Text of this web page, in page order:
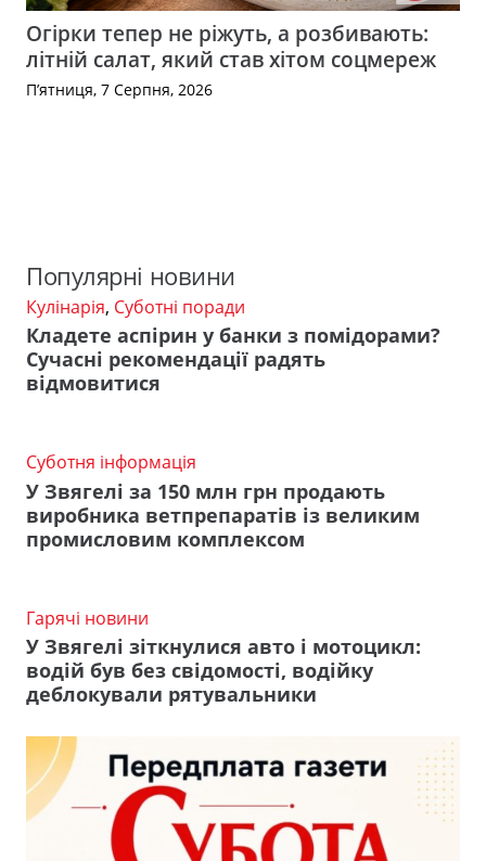
Огірки тепер не ріжуть, а розбивають:
літній салат, який став хітом соцмереж
П’ятниця, 7 Серпня, 2026
Популярні новини
Кулінарія, Суботні поради
Кладете аспірин у банки з помідорами?
Сучасні рекомендації радять
відмовитися
Суботня інформація
У Звягелі за 150 млн грн продають
виробника ветпрепаратів із великим
промисловим комплексом
Гарячі новини
У Звягелі зіткнулися авто і мотоцикл:
водій був без свідомості, водійку
деблокували рятувальники